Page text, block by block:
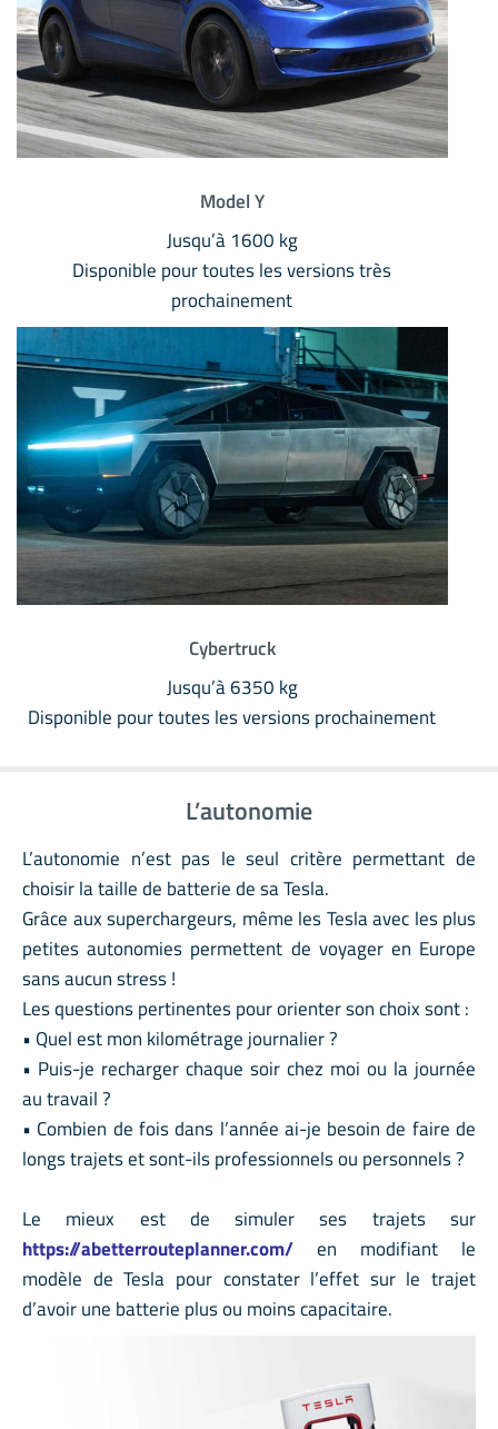
Model Y
Jusqu’à 1600 kg
Disponible pour toutes les versions très
prochainement
Cybertruck
Jusqu’à 6350 kg
Disponible pour toutes les versions prochainement
L’autonomie
L’autonomie n’est pas le seul critère permettant de
choisir la taille de batterie de sa Tesla.
Grâce aux superchargeurs, même les Tesla avec les plus
petites autonomies permettent de voyager en Europe
sans aucun stress !
Les questions pertinentes pour orienter son choix sont :
• Quel est mon kilométrage journalier ?
• Puis-je recharger chaque soir chez moi ou la journée
au travail ?
• Combien de fois dans l’année ai-je besoin de faire de
longs trajets et sont-ils professionnels ou personnels ?
Le mieux est de simuler ses trajets sur
https://abetterrouteplanner.com/ en modifiant le
modèle de Tesla pour constater l’effet sur le trajet
d’avoir une batterie plus ou moins capacitaire.